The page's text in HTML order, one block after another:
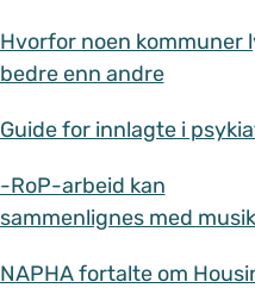
Hvorfor noen kommuner
bedre enn andre
Guide for innlagte i
-RoP-arbeid kan
sammenlignes med
NAPHA fortalte om